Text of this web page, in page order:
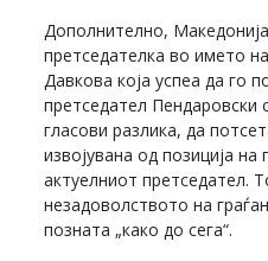
Дополнително,
претседателка во името
Давкова која успеа да го
претседател Пендаровски
гласови разлика, да
извојувана од позиција на
актуелниот претседател.
незадоволството на
позната „како до сега“.